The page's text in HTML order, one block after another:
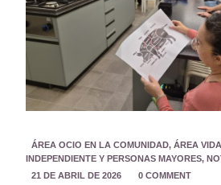
ÁREA OCIO EN LA COMUNIDAD,ÁREA VIDA
INDEPENDIENTE Y PERSONAS MAYORES,
21 DE ABRIL DE 2026
0 COMMENT